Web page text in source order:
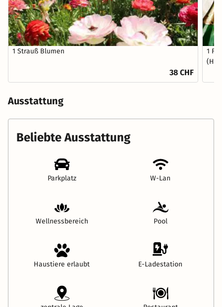
1 Strauß Blumen
38 CHF
1
Ausstattung
Beliebte Ausstattung
Parkplatz W-Lan
Wellnessbereich Pool
Haustiere erlaubt E-Ladestation